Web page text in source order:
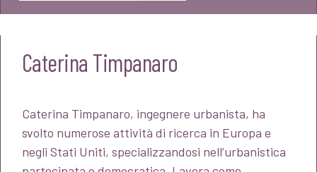
Caterina Timpanaro
Caterina Timpanaro, ingegnere urbanista, ha
svolto numerose attività di ricerca in Europa e
negli Stati Uniti, specializzandosi nell’urbanistica